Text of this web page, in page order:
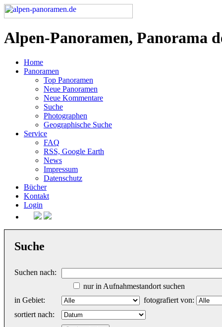
Alpen-Panoramen, Panorama
Home
Panoramen
Top Panoramen
Neue Panoramen
Neue Kommentare
Suche
Photographen
Geographische Suche
Service
FAQ
RSS, Google Earth
News
Impressum
Datenschutz
Bücher
Kontakt
Login
Suche
Suchen nach:
nur in Aufnahmestandort suchen
in Gebiet:
fotografiert von:
sortiert nach: